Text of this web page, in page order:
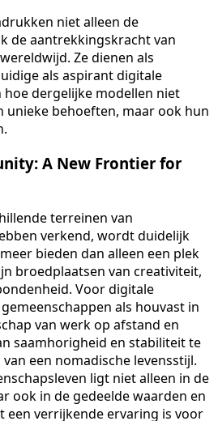
niet alleen de
de aantrekkingskracht van
Ze dienen als
als aspirant digitale
hoe dergelijke modellen niet
unieke behoeften, maar ook hun
A New Frontier for
terreinen van
verkend, wordt duidelijk
bieden dan alleen een plek
broedplaatsen van creativiteit,
Voor digitale
als houvast in
van werk op afstand en
saamhorigheid en stabiliteit te
een nomadische levensstijl.
ligt niet alleen in de
ook in de gedeelde waarden en
een verrijkende ervaring is voor